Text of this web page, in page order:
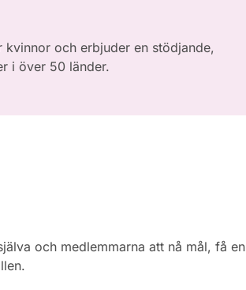
och erbjuder en stödjande,
i över 50 länder.
och medlemmarna att nå mål, få en